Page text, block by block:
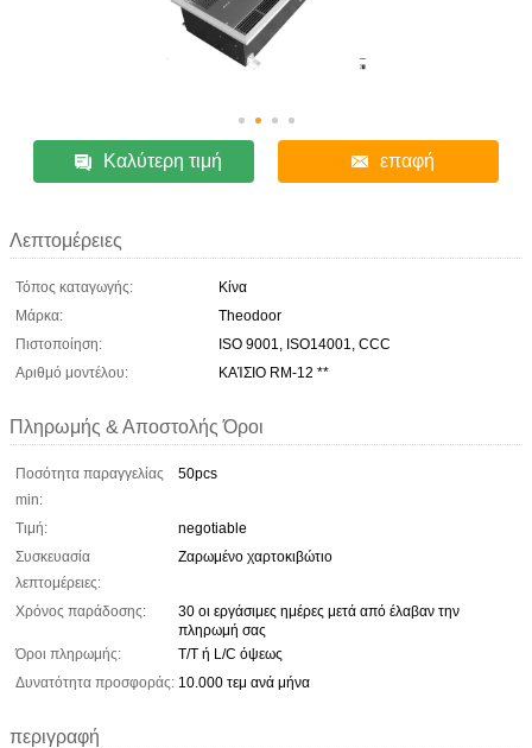
Καλύτερη τιμή επαφή
Λεπτομέρειες
Τόπος καταγωγής:
Κίνα
Μάρκα:
Theodoor
Πιστοποίηση:
ISO 9001, ISO14001, CCC
Αριθμό μοντέλου:
ΚΑΊΣΙΟ RM-12 **
Πληρωμής & Αποστολής Όροι
Ποσότητα παραγγελίας
min:
50pcs
Τιμή:
negotiable
Συσκευασία
λεπτομέρειες:
Ζαρωμένο χαρτοκιβώτιο
Χρόνος παράδοσης:
30 οι εργάσιμες ημέρες μετά από έλαβαν την
πληρωμή σας
Όροι πληρωμής:
T/T ή L/C όψεως
Δυνατότητα προσφοράς: 10.000 τεμ ανά μήνα
περιγραφή